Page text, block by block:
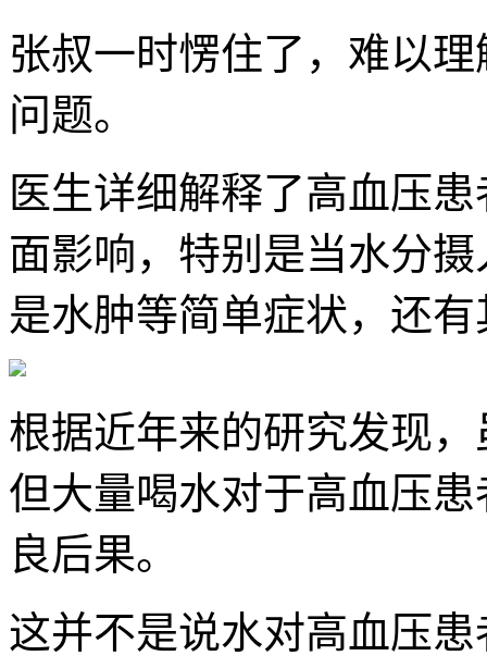
张叔一时愣住了，难以
问题。
医生详细解释了高血压
面影响，特别是当水分
是水肿等简单症状，还
根据近年来的研究发现
但大量喝水对于高血压
良后果。
这并不是说水对高血压